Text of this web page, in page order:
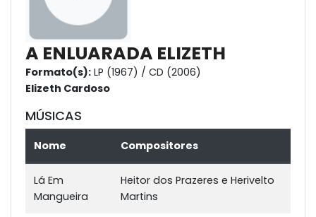
A ENLUARADA ELIZETH
Formato(s): LP (1967) / CD (2006)
Elizeth Cardoso
MÚSICAS
Nome Compositores
Lá Em
Mangueira
Heitor dos Prazeres e Herivelto
Martins